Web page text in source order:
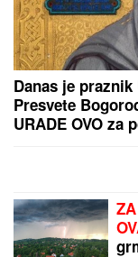
IŠLA NA